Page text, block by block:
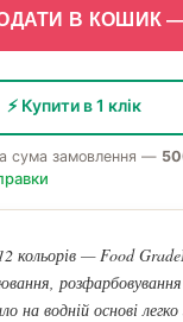
В КОШИК
⚡ Купити в 1 клік
сума замовлення —
кольорів — Food
на водній основі